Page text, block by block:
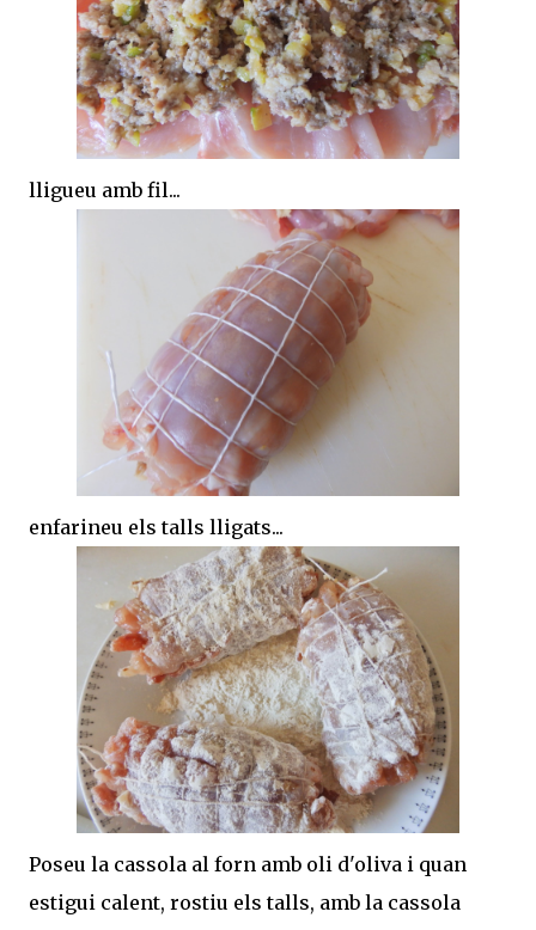
lligueu amb fil...
enfarineu els talls lligats...
Poseu la cassola al forn amb oli d'oliva i quan
estigui calent, rostiu els talls, amb la cassola